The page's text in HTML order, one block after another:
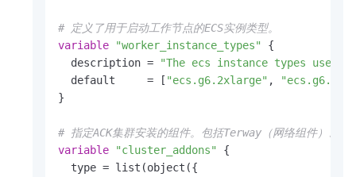
# 定义了用于启动工作节点的ECS实例类型。
variable
"worker_instance_types"
{
  description =
"The ecs instance types used
  default     = [
"ecs.g6.2xlarge" ,
}
# 指定ACK集群安装的组件。包括Terway（网络组件
variable
"cluster_addons"
{
  type = list(object({